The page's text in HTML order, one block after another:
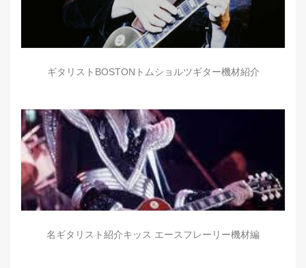
ギタリストBOSTONトムショルツギター機材紹介
名ギタリスト紹介キッス エースフレーリー機材編